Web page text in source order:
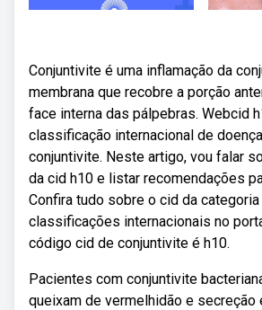
Conjuntivite é uma inflamação da
membrana que recobre a porção
face interna das pálpebras. Webcid
classificação internacional de
conjuntivite. Neste artigo, vou falar
da cid h10 e listar recomendações
Confira tudo sobre o cid da
classificações internacionais no
código cid de conjuntivite é h10.
Pacientes com conjuntivite
queixam de vermelhidão e secreção